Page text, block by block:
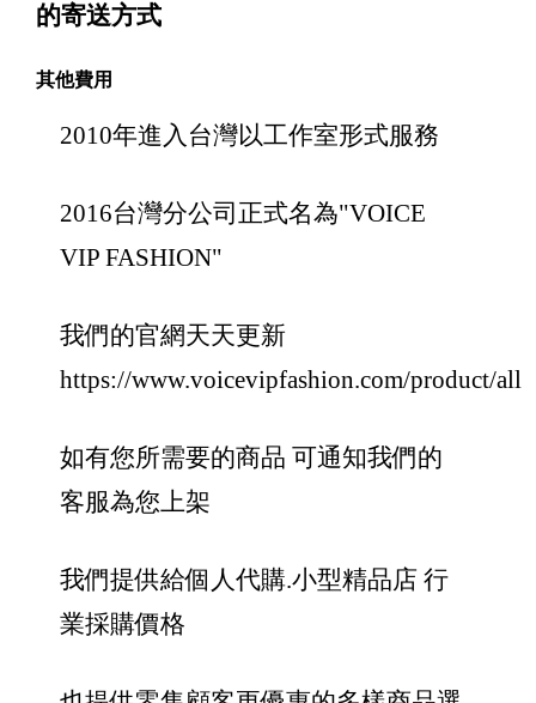
的寄送方式
其他費用
2010年進入台灣以工作室形式服務
2016台灣分公司正式名為"VOICE
VIP FASHION"
我們的官網天天更新
https://www.voicevipfashion.com/product/all
如有您所需要的商品 可通知我們的
客服為您上架
我們提供給個人代購.小型精品店 行
業採購價格